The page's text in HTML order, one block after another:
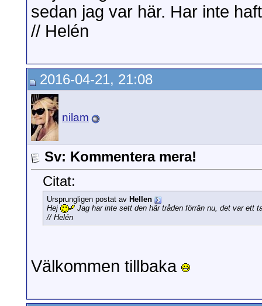
sedan jag var här. Har inte
// Helén
2016-04-21, 21:08
nilam
Sv: Kommentera mera!
Citat:
Ursprungligen postat av Hellen
Hej
Jag har inte sett den här tråden förrän nu, det var ett
// Helén
Välkommen tillbaka